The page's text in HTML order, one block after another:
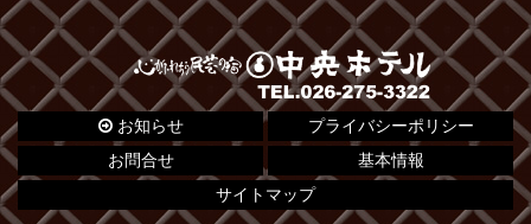
お知らせ
プライバシーポリシー
お問合せ
基本情報
サイトマップ